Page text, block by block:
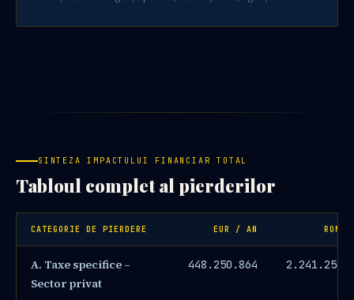
SINTEZA IMPACTULUI FINANCIAR TOTAL
Tabloul complet al pierderilor
CATEGORIE DE PIERDERE EUR / AN RON /
A. Taxe specifice –
Sector privat
448.250.864